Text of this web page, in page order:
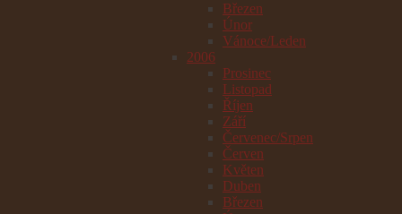
Březen
Únor
Vánoce/Leden
2006
Prosinec
Listopad
Říjen
Září
Červenec/Srpen
Červen
Květen
Duben
Březen